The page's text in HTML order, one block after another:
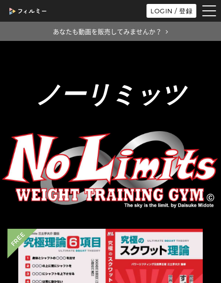
LOGIN / 登録
あなたも動画を販売してみませんか？
ノーリミッツ